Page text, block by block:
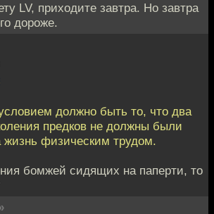
LV, приходите завтра. Но завтра
дороже.
должно быть то, что два
предков не должны были
жизнь физическим трудом.
бомжей сидящих на паперти, то